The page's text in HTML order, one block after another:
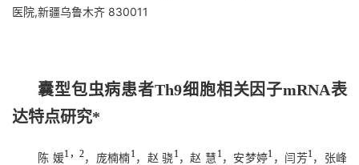
医院,新疆乌鲁木齐 830011
囊型包虫病患者Th9细胞相关因子mRNA表
达特点研究*
陈 媛1，2，庞楠楠1，赵 骁1，赵 慧 1，安梦婷1 ，闫芳1，张峰